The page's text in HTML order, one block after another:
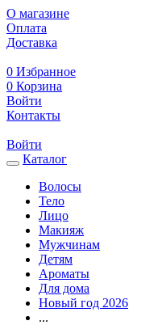
О магазине
Оплата
Доставка
0 Избранное
0 Корзина
Войти
Контакты
Войти
Каталог
Волосы
Тело
Лицо
Макияж
Мужчинам
Детям
Ароматы
Для дома
Новый год 2026
...